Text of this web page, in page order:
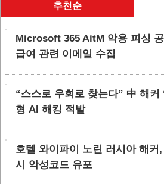
추천순
Microsoft 365 AitM 악용 피싱
급여 관련 이메일 수집
“스스로 우회로 찾는다” 中 해커
형 AI 해킹 적발
호텔 와이파이 노린 러시아 해커
시 악성코드 유포